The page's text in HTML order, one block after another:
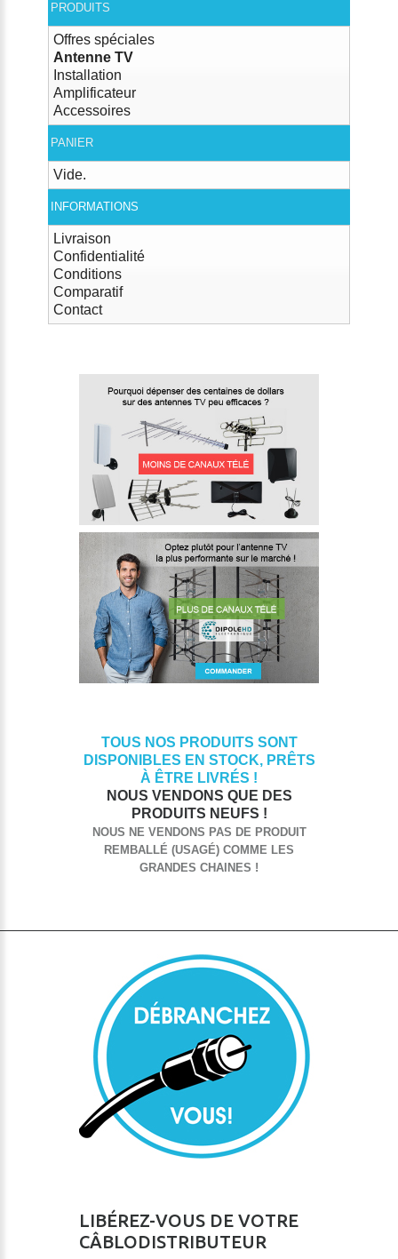
PRODUITS
Offres spéciales
Antenne TV
Installation
Amplificateur
Accessoires
PANIER
Vide.
INFORMATIONS
Livraison
Confidentialité
Conditions
Comparatif
Contact
TOUS NOS PRODUITS SONT
DISPONIBLES EN STOCK, PRÊTS
À ÊTRE LIVRÉS !
NOUS VENDONS QUE DES
PRODUITS NEUFS !
NOUS NE VENDONS PAS DE PRODUIT
REMBALLÉ (USAGÉ) COMME LES
GRANDES CHAINES !
LIBÉREZ-VOUS DE VOTRE
CÂBLODISTRIBUTEUR